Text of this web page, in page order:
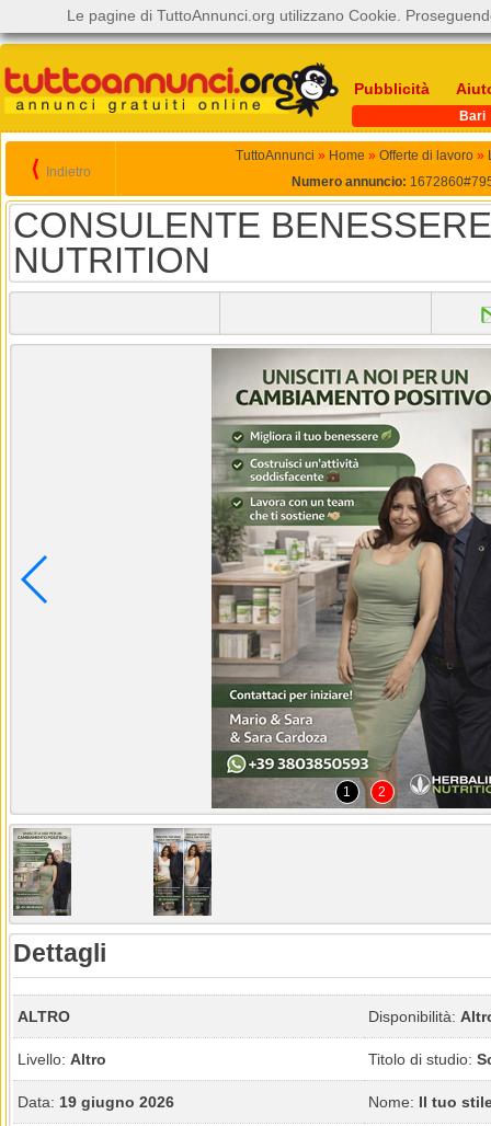
Pubblicità
Bari
⟨ Indietro
TuttoAnnunci » Home » Offerte di lavoro »
Numero annuncio:
CONSULENTE
NUTRITION
1 2
Dettagli
ALTRO Disponibilità:
Livello: Altro Titolo di studio:
Data: 19 giugno 2026 Nome: Il tuo
Le pagine di TuttoAnnunci.org utilizzano Cookie.